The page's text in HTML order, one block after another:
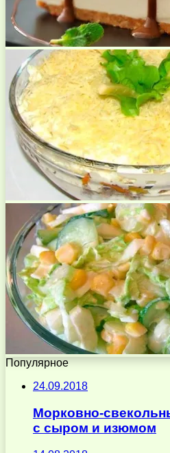
Популярное
24.09.2018
Морковно-
с сыром и изюмом